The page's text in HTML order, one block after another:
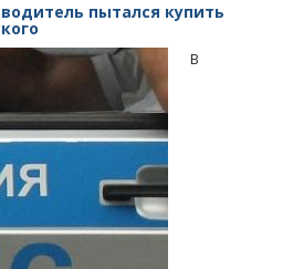
пытался купить
В